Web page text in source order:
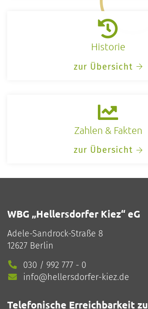
Historie
zur Übersicht
Zahlen & Fakten
zur Übersicht
WBG „Hellersdorfer Kiez“ eG
Adele-Sandrock-Straße 8
12627 Berlin
030 / 992 777 - 0
info@hellersdorfer-kiez.de
Telefonische Erreichbarkeit zu